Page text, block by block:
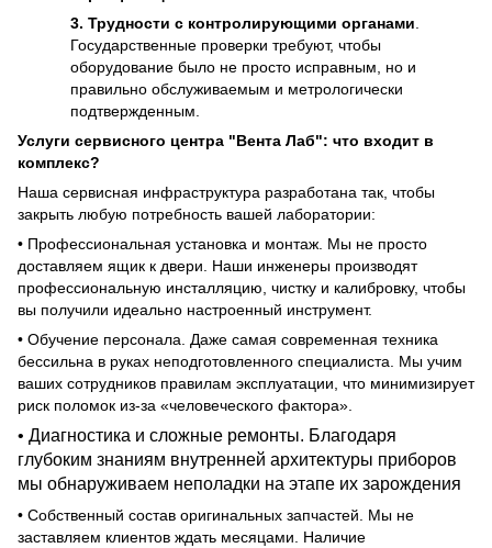
3. Трудности с контролирующими органами
Государственные проверки требуют, чтобы
оборудование было не просто исправным, но и
правильно обслуживаемым и метрологически
подтвержденным.
Услуги сервисного центра "Вента Лаб": что входит в
комплекс?
Наша сервисная инфраструктура разработана так, чтобы
закрыть любую потребность вашей лаборатории:
• Профессиональная установка и монтаж. Мы не просто
доставляем ящик к двери. Наши инженеры производят
профессиональную инсталляцию, чистку и калибровку, чтобы
вы получили идеально настроенный инструмент.
• Обучение персонала. Даже самая современная техника
бессильна в руках неподготовленного специалиста. Мы учим
ваших сотрудников правилам эксплуатации, что минимизирует
риск поломок из-за «человеческого фактора».
• Диагностика и сложные ремонты. Благодаря
глубоким знаниям внутренней архитектуры приборов
мы обнаруживаем неполадки на этапе их зарождения
• Собственный состав оригинальных запчастей. Мы не
заставляем клиентов ждать месяцами. Наличие